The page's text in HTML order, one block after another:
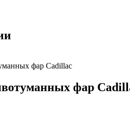
фар Cadillac
фар